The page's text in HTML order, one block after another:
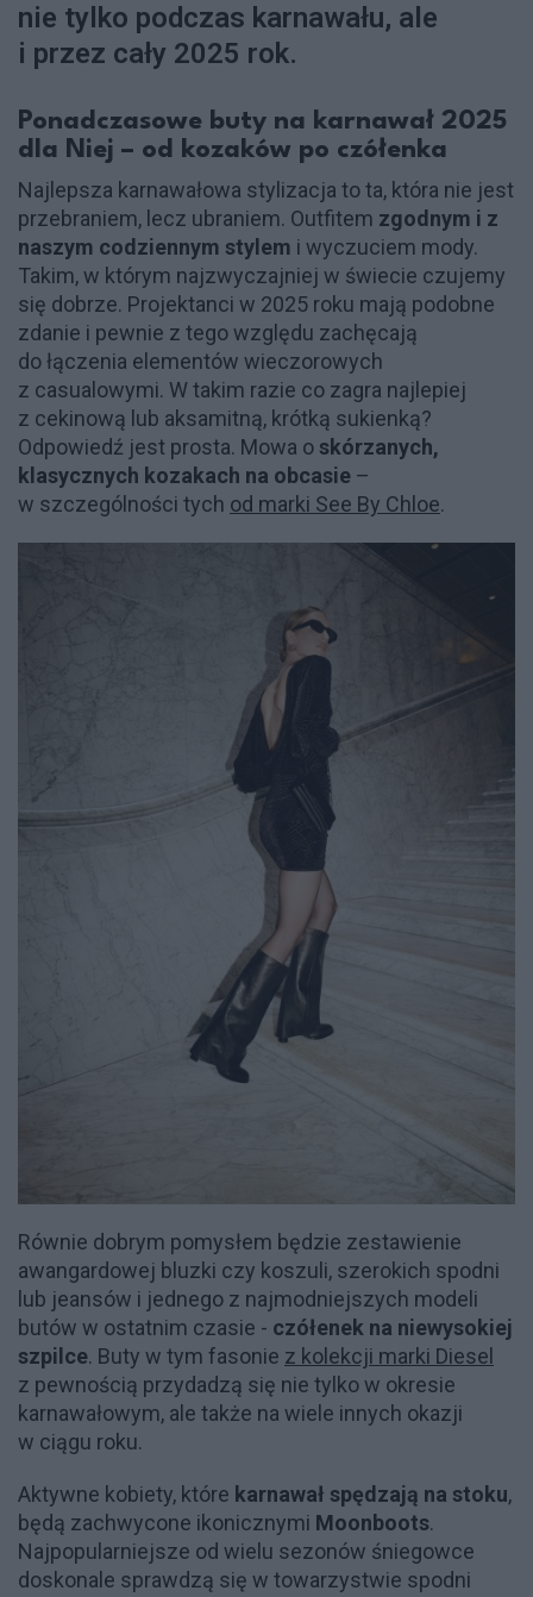
nie tylko podczas karnawału, ale
i przez cały 2025 rok.
Ponadczasowe buty na karnawał 2025
dla Niej – od kozaków po czółenka
Najlepsza karnawałowa stylizacja to ta, która nie jest
przebraniem, lecz ubraniem. Outfitem zgodnym i z
naszym codziennym stylem i wyczuciem mody.
Takim, w którym najzwyczajniej w świecie czujemy
się dobrze. Projektanci w 2025 roku mają podobne
zdanie i pewnie z tego względu zachęcają
do łączenia elementów wieczorowych
z casualowymi. W takim razie co zagra najlepiej
z cekinową lub aksamitną, krótką sukienką?
Odpowiedź jest prosta. Mowa o skórzanych,
klasycznych kozakach na obcasie –
w szczególności tych od marki See By Chloe.
Równie dobrym pomysłem będzie zestawienie
awangardowej bluzki czy koszuli, szerokich spodni
lub jeansów i jednego z najmodniejszych modeli
butów w ostatnim czasie - czółenek na niewysokiej
szpilce. Buty w tym fasonie z kolekcji marki Diesel
z pewnością przydadzą się nie tylko w okresie
karnawałowym, ale także na wiele innych okazji
w ciągu roku.
Aktywne kobiety, które karnawał spędzają na stoku,
będą zachwycone ikonicznymi Moonboots.
Najpopularniejsze od wielu sezonów śniegowce
doskonale sprawdzą się w towarzystwie spodni